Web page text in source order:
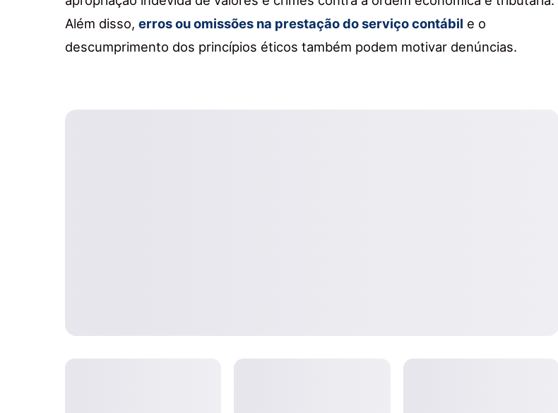
Além disso, erros ou omissões na prestação do serviço contábil e o
descumprimento dos princípios éticos também podem motivar denúncias.